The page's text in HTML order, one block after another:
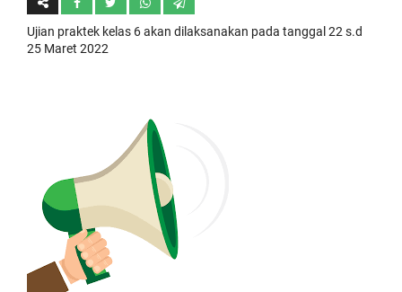
Ujian praktek kelas 6 akan dilaksanakan pada tanggal 22 s.d
25 Maret 2022